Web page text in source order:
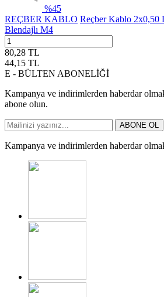
%45
REÇBER KABLO Reçber Kablo
Blendajlı M4
80,28 TL
44,15 TL
E - BÜLTEN ABONELİĞİ
Kampanya ve indirimlerden haberdar
abone olun.
ABONE OL
Kampanya ve indirimlerden haberdar